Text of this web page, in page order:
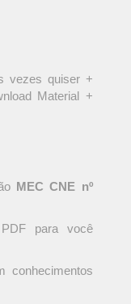
vezes quiser +
Material +
MEC CNE nº
para você
conhecimentos